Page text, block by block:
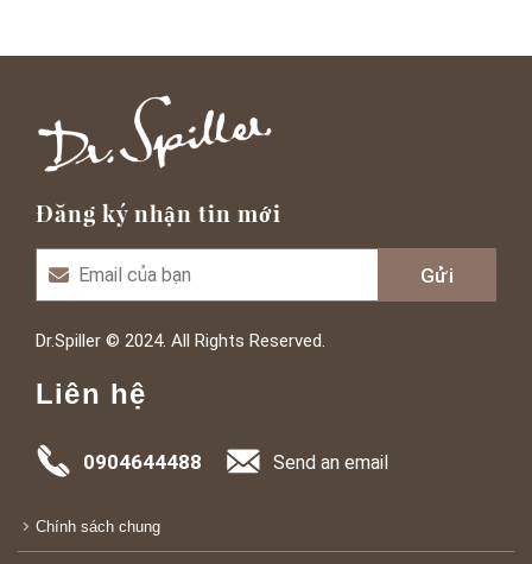
Đăng ký nhận tin mới
Dr.Spiller © 2024. All Rights Reserved.
Liên hệ
0904644488 Send an email
Chính sách chung